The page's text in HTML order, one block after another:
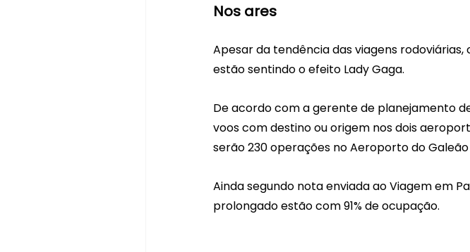
Nos ares
Apesar da tendência das viagens
estão sentindo o efeito Lady Gaga.
De acordo com a gerente de planejamento
voos com destino ou origem nos dois
serão 230 operações no Aeroporto do
Ainda segundo nota enviada ao Viagem em
prolongado estão com 91% de ocupação.